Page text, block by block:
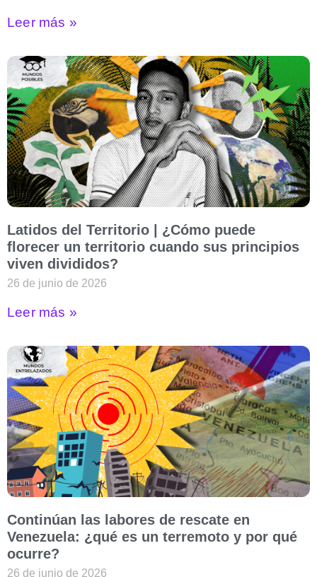
Leer más »
Latidos del Territorio | ¿Cómo puede
florecer un territorio cuando sus principios
viven divididos?
26 de junio de 2026
Leer más »
Continúan las labores de rescate en
Venezuela: ¿qué es un terremoto y por qué
ocurre?
26 de junio de 2026